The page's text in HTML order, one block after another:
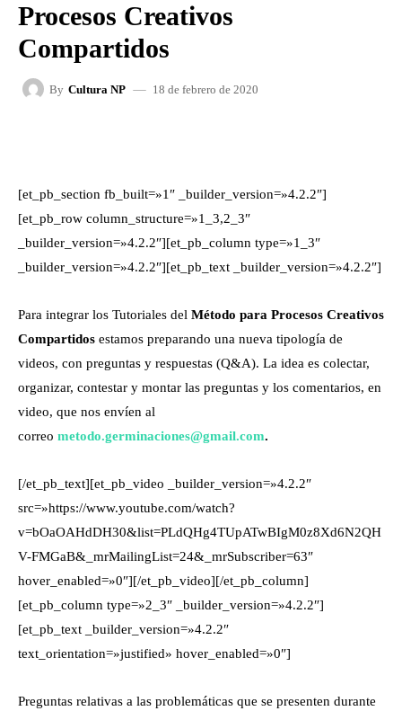
Procesos Creativos
Compartidos
By Cultura NP 18 de febrero de 2020
[et_pb_section fb_built=»1″ _builder_version=»4.2.2″]
[et_pb_row column_structure=»1_3,2_3″
_builder_version=»4.2.2″][et_pb_column type=»1_3″
_builder_version=»4.2.2″][et_pb_text _builder_version=»4.2.2″]
Para integrar los Tutoriales del Método para Procesos Creativos
Compartidos estamos preparando una nueva tipología de
videos, con preguntas y respuestas (Q&A). La idea es colectar,
organizar, contestar y montar las preguntas y los comentarios, en
video, que nos envíen al
correo metodo.germinaciones@gmail.com.
[/et_pb_text][et_pb_video _builder_version=»4.2.2″
src=»https://www.youtube.com/watch?
v=bOaOAHdDH30&list=PLdQHg4TUpATwBIgM0z8Xd6N2QH
V-FMGaB&_mrMailingList=24&_mrSubscriber=63″
hover_enabled=»0″][/et_pb_video][/et_pb_column]
[et_pb_column type=»2_3″ _builder_version=»4.2.2″]
[et_pb_text _builder_version=»4.2.2″
text_orientation=»justified» hover_enabled=»0″]
Preguntas relativas a las problemáticas que se presenten durante